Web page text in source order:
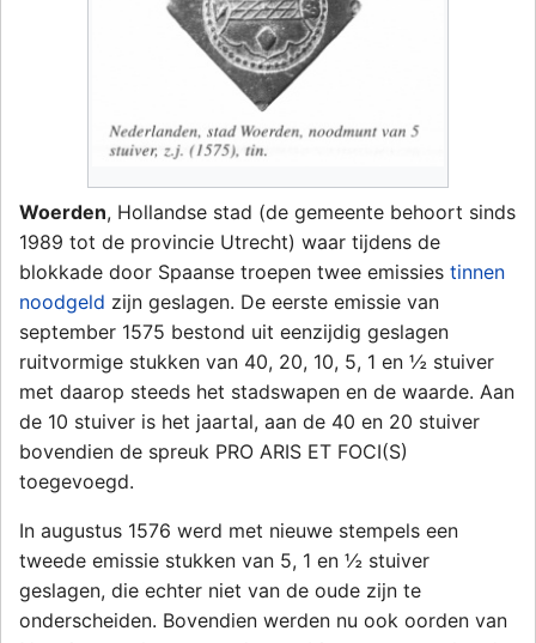
Woerden, Hollandse stad (de gemeente behoort sinds
1989 tot de provincie Utrecht) waar tijdens de
blokkade door Spaanse troepen twee emissies tinnen
noodgeld zijn geslagen. De eerste emissie van
september 1575 bestond uit eenzijdig geslagen
ruitvormige stukken van 40, 20, 10, 5, 1 en ½ stuiver
met daarop steeds het stadswapen en de waarde. Aan
de 10 stuiver is het jaartal, aan de 40 en 20 stuiver
bovendien de spreuk PRO ARIS ET FOCI(S)
toegevoegd.
In augustus 1576 werd met nieuwe stempels een
tweede emissie stukken van 5, 1 en ½ stuiver
geslagen, die echter niet van de oude zijn te
onderscheiden. Bovendien werden nu ook oorden van